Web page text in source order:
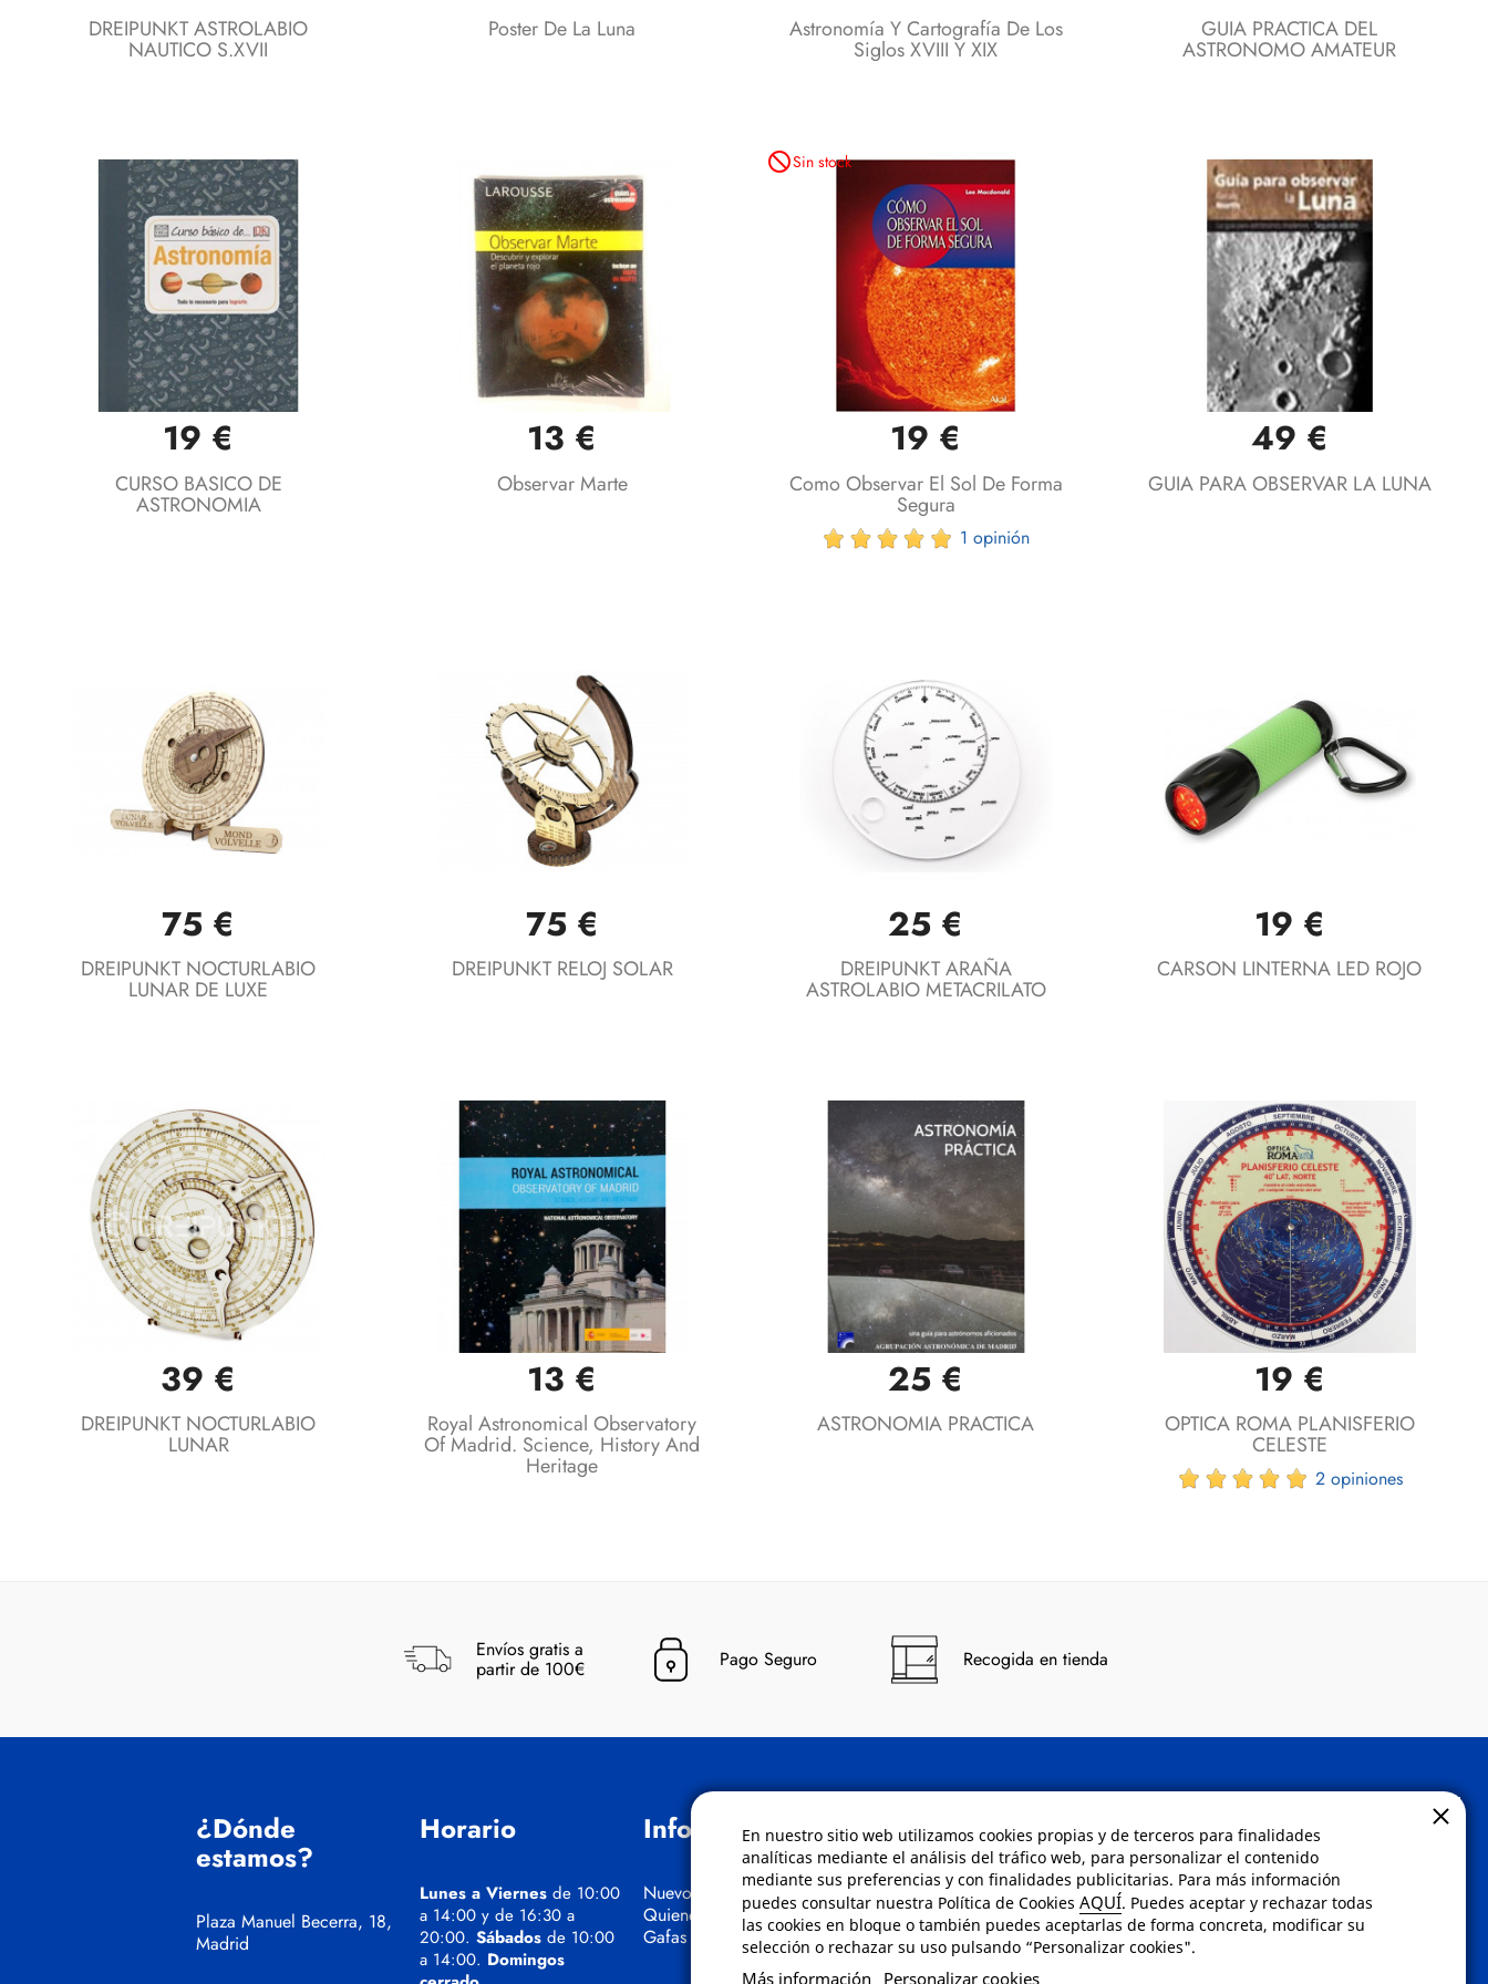
En nuestro sitio web utilizamos cookies propias y de terceros para finalidades
analíticas mediante el análisis del tráfico web, para personalizar el contenido
mediante sus preferencias y con finalidades publicitarias. Para más información
puedes consultar nuestra Política de Cookies AQUÍ. Puedes aceptar y rechazar todas
las cookies en bloque o también puedes aceptarlas de forma concreta, modificar su
selección o rechazar su uso pulsando “Personalizar cookies".
Más información Personalizar cookies
DREIPUNKT ASTROLABIO
NAUTICO S.XVII
Poster De La Luna Astronomía Y Cartografía De Los
Siglos XVIII Y XIX
GUIA PRACTICA DEL
ASTRONOMO AMATEUR
Vista rápida
19 €
CURSO BASICO DE
ASTRONOMIA
Vista rápida
13 €
Observar Marte
not_interestedSin stock
Vista rápida
19 €
Como Observar El Sol De Forma
Segura
1 opinión
Vista rápida
49 €
GUIA PARA OBSERVAR LA LUNA
Vista rápida
75 €
DREIPUNKT NOCTURLABIO
LUNAR DE LUXE
Vista rápida
75 €
DREIPUNKT RELOJ SOLAR
Vista rápida
25 €
DREIPUNKT ARAÑA
ASTROLABIO METACRILATO
Vista rápida
19 €
CARSON LINTERNA LED ROJO
Vista rápida
39 €
DREIPUNKT NOCTURLABIO
LUNAR
Vista rápida
13 €
Royal Astronomical Observatory
Of Madrid. Science, History And
Heritage
Vista rápida
25 €
ASTRONOMIA PRACTICA
Vista rápida
19 €
OPTICA ROMA PLANISFERIO
CELESTE
2 opiniones
Envíos gratis a
partir de 100€ Pago Seguro Recogida en tienda
¿Dónde
estamos?
Plaza Manuel Becerra, 18,
Madrid
Horario
Lunes a Viernes de 10:00
a 14:00 y de 16:30 a
20:00. Sábados de 10:00
a 14:00. Domingos
Información
Nuevos Cursos
Quienes somos
Gafas eclipse
Políticas
Condiciones de compra
Aviso de privacidad
Cookies
Bajas comunicados
Contacto
Envíanos un email a
info@fotoroma.eso bien
rellena nuestro formulario
de contacto